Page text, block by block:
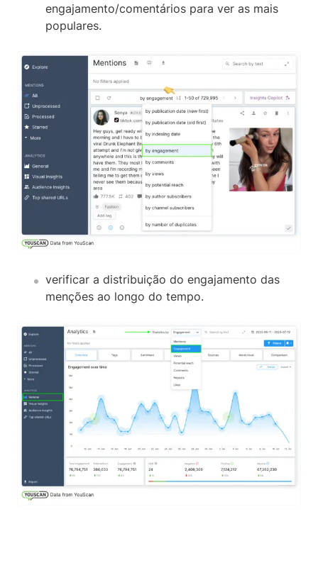
engajamento/comentários para ver as mais
populares.
verificar a distribuição do engajamento das
menções ao longo do tempo.